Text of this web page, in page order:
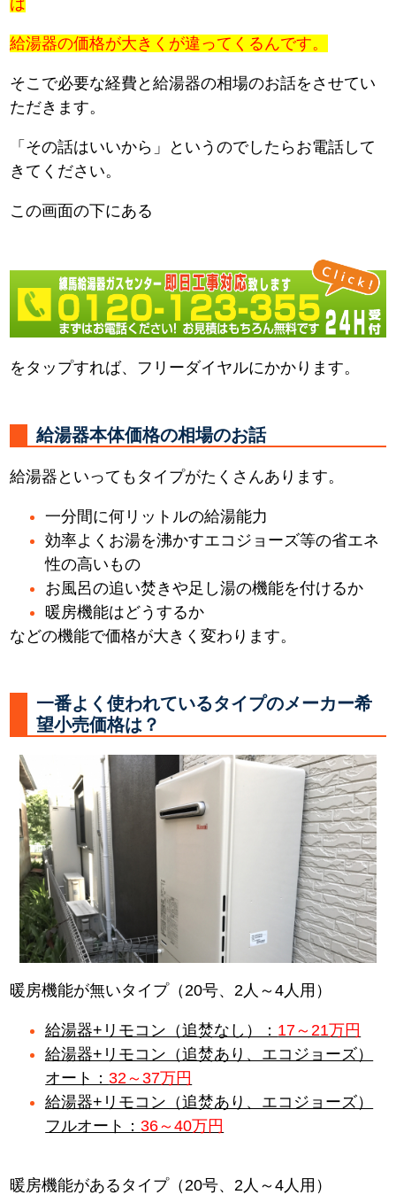
給湯器の価格が大きくが違ってくるんです。
そこで必要な経費と給湯器の相場のお話をさせてい
ただきます。
「その話はいいから」というのでしたらお電話して
きてください。
この画面の下にある
をタップすれば、フリーダイヤルにかかります。
給湯器本体価格の相場のお話
給湯器といってもタイプがたくさんあります。
一分間に何リットルの給湯能力
効率よくお湯を沸かすエコジョーズ等の省エネ
性の高いもの
お風呂の追い焚きや足し湯の機能を付けるか
暖房機能はどうするか
などの機能で価格が大きく変わります。
一番よく使われているタイプのメーカー希
望小売価格は？
暖房機能が無いタイプ（20号、2人～4人用）
給湯器+リモコン（追焚なし）： 17～21万円
給湯器+リモコン（追焚あり、エコジョーズ）
オート：32～37万円
給湯器+リモコン（追焚あり、エコジョーズ）
フルオート：36～40万円
暖房機能があるタイプ（20号、2人～4人用）